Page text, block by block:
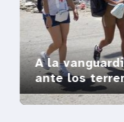
A la
ante los